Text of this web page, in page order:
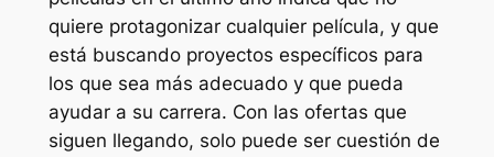
quiere protagonizar cualquier película, y que
está buscando proyectos específicos para
los que sea más adecuado y que pueda
ayudar a su carrera. Con las ofertas que
siguen llegando, solo puede ser cuestión de